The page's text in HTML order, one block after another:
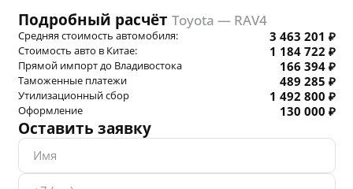
Подробный расчёт Toyota — RAV4
Средняя стоимость автомобиля: 3 463 201 ₽
Стоимость авто в Китае: 1 184 722 ₽
Прямой импорт до Владивостока 166 394 ₽
Таможенные платежи 489 285 ₽
Утилизационный сбор 1 492 800 ₽
Оформление 130 000 ₽
Оставить заявку